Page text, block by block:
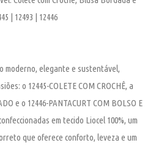
| 12493 | 12446
moderno, elegante e sustentável,
o 12445-COLETE COM CROCHÊ, a
e o 12446-PANTACURT COM BOLSO E
em tecido Liocel 100%, um
que oferece conforto, leveza e um